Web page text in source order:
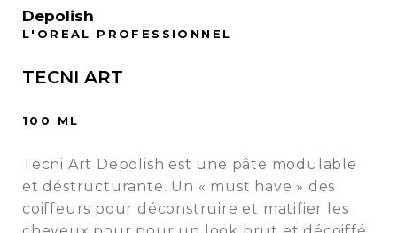
Depolish
L'OREAL PROFESSIONNEL
TECNI ART
100 ML
Tecni Art Depolish est une pâte modulable
et déstructurante. Un « must have » des
coiffeurs pour déconstruire et matifier les